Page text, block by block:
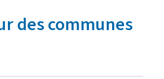
des communes